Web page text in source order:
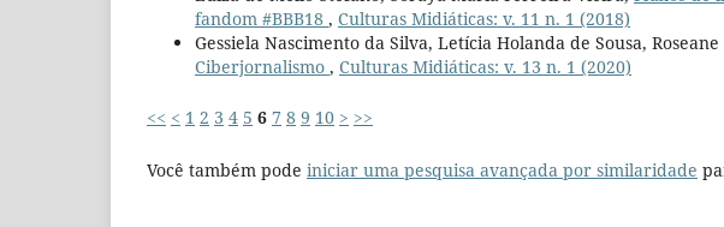
fandom #BBB18 , Culturas Midiáticas: v. 11 n. 1 (2018)
Gessiela Nascimento da Silva, Letícia Holanda de Sousa,
Ciberjornalismo , Culturas Midiáticas: v. 13 n. 1 (2020)
<< < 1 2 3 4 5 6 7 8 9 10 > >>
Você também pode iniciar uma pesquisa avançada por similaridade